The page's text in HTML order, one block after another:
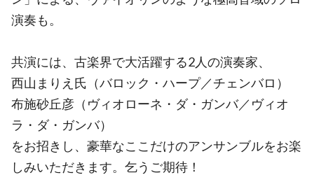
演奏も。
共演には、古楽界で大活躍する2人の演奏家、
西山まりえ氏（バロック・ハープ／チェンバロ）
布施砂丘彦（ヴィオローネ・ダ・ガンバ／ヴィオ
ラ・ダ・ガンバ）
をお招きし、豪華なここだけのアンサンブルをお楽
しみいただきます。乞うご期待！